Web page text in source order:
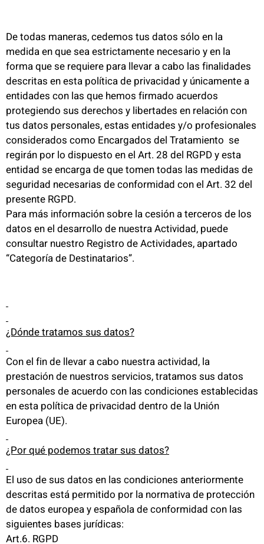
De todas maneras, cedemos tus datos sólo en la
medida en que sea estrictamente necesario y en la
forma que se requiere para llevar a cabo las finalidades
descritas en esta política de privacidad y únicamente a
entidades con las que hemos firmado acuerdos
protegiendo sus derechos y libertades en relación con
tus datos personales, estas entidades y/o profesionales
considerados como Encargados del Tratamiento se
regirán por lo dispuesto en el Art. 28 del RGPD y esta
entidad se encarga de que tomen todas las medidas de
seguridad necesarias de conformidad con el Art. 32 del
presente RGPD.
Para más información sobre la cesión a terceros de los
datos en el desarrollo de nuestra Actividad, puede
consultar nuestro Registro de Actividades, apartado
“Categoría de Destinatarios”.
¿Dónde tratamos sus datos?
Con el fin de llevar a cabo nuestra actividad, la
prestación de nuestros servicios, tratamos sus datos
personales de acuerdo con las condiciones establecidas
en esta política de privacidad dentro de la Unión
Europea (UE).
¿Por qué podemos tratar sus datos?
El uso de sus datos en las condiciones anteriormente
descritas está permitido por la normativa de protección
de datos europea y española de conformidad con las
siguientes bases jurídicas:
Art.6. RGPD